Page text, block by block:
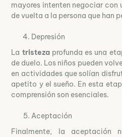
mayores intenten negociar con
de vuelta a la persona que han
Depresión
La tristeza profunda es una
de duelo. Los niños pueden
en actividades que solían
apetito y el sueño. En esta
comprensión son esenciales.
Aceptación
Finalmente, la aceptación